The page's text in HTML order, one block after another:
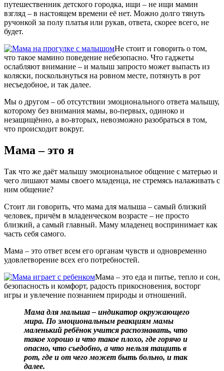
путешественник детского городка, ищи – не ищи мамин
взгляд – в настоящем времени её нет. Можно долго тянуть
ручонкой за полу платья или рукав, ответа, скорее всего, не
будет.
Не стоит и говорить о том,
что такое мамино поведение небезопасно. Что гаджеты
ослабляют внимание – и малыш запросто может выпасть из
коляски, поскользнуться на ровном месте, потянуть в рот
несъедобное, и так далее.
Мы о другом – об отсутствии эмоционального ответа малышу,
которому без внимания мамы, во-первых, одиноко и
незащищённо, а во-вторых, невозможно разобраться в том,
что происходит вокруг.
Мама – это я
Так что же даёт малышу эмоциональное общение с матерью и
чего лишают мамы своего младенца, не стремясь налаживать с
ним общение?
Стоит ли говорить, что мама для малыша – самый близкий
человек, причём в младенческом возрасте – не просто
близкий, а самый главный. Маму младенец воспринимает как
часть себя самого.
Мама – это ответ всем его органам чувств и одновременно
удовлетворение всех его потребностей.
Мама – это еда и питье, тепло и сон,
безопасность и комфорт, радость прикосновения, восторг
игры и увлечение познанием природы и отношений.
Мама для малыша – индикатор окружающего
мира. По эмоциональным реакциям мамы
маленький ребёнок учится распознавать, что
такое хорошо и что такое плохо, где горячо и
опасно, что съедобно, а что нельзя тащить в
рот, где и от чего может быть больно, и так
далее.